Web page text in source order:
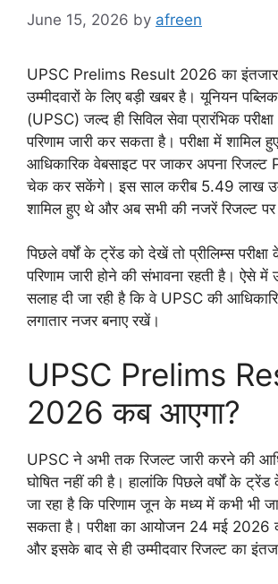
June 15, 2026 by afreen
UPSC Prelims Result 2026 का इंतजार
उम्मीदवारों के लिए बड़ी खबर है। यूनियन
(UPSC) जल्द ही सिविल सेवा प्रारंभिक
परिणाम जारी कर सकता है। परीक्षा में शामिल
आधिकारिक वेबसाइट पर जाकर अपना रिजल्ट
चेक कर सकेंगे। इस साल करीब 5.49 लाख
शामिल हुए थे और अब सभी की नजरें रिजल्ट पर
पिछले वर्षों के ट्रेंड को देखें तो प्रीलिम्स
परिणाम जारी होने की संभावना रहती है। ऐसे में
सलाह दी जा रही है कि वे UPSC की
लगातार नजर बनाए रखें।
UPSC Prelims
2026 कब आएगा?
UPSC ने अभी तक रिजल्ट जारी करने की
घोषित नहीं की है। हालांकि पिछले वर्षों के
जा रहा है कि परिणाम जून के मध्य में कभी भी
सकता है। परीक्षा का आयोजन 24 मई 2026
और इसके बाद से ही उम्मीदवार रिजल्ट का